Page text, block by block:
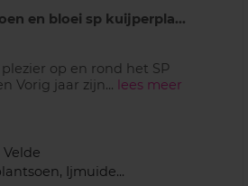
en bloei sp kuijperpla...
op en rond het SP
Vorig jaar zijn... lees meer
Ijmuide...